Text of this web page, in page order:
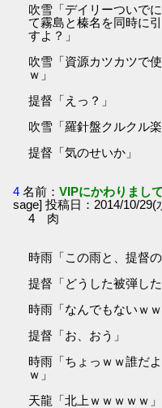
吹雪「デイリーついで
て霧島と榛名を同時に
すよ？」
吹雪「資源カツカツで
ｗ」
提督「えっ？」
吹雪「羅針盤クルクル楽
提督「気のせいか」
4 名前：VIPにかわりまし
sage] 投稿日：2014/10/29(
4 肉
時雨「この雨と、提督
提督「どうした被弾した
時雨「なんでもないｗ
提督「お、おう」
時雨「ちょっｗｗ誰だ
ｗ」
天龍「北上ｗｗｗｗｗ」